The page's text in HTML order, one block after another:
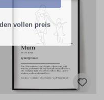
vollen preis